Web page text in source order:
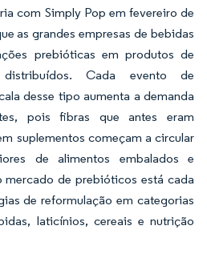
com Simply Pop em fevereiro de
as grandes empresas de bebidas
prebióticas em produtos de
distribuídos. Cada evento de
desse tipo aumenta a demanda
pois fibras que antes eram
suplementos começam a circular
de alimentos embalados e
de prebióticos está cada
de reformulação em categorias
laticínios, cereais e nutrição